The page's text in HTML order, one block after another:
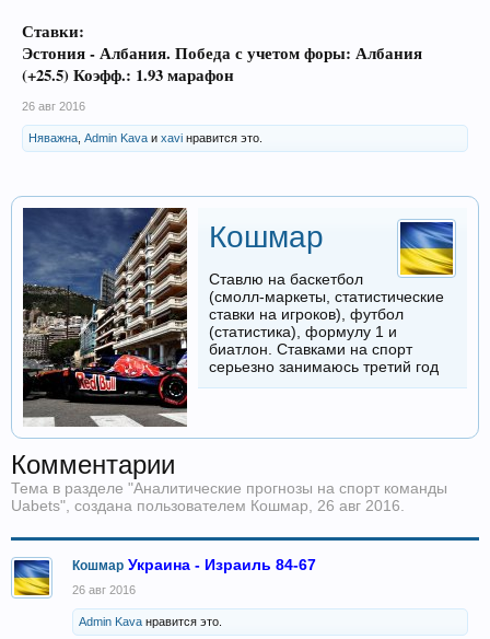
Ставки:
Эстония - Албания. Победа с учетом форы: Албания
(+25.5) Коэфф.: 1.93 марафон
26 авг 2016
Няважна Admin Kava и xavi нравится это.
Кошмар
Ставлю на баскетбол
(смолл-маркеты, статистические
ставки на игроков), футбол
(статистика), формулу 1 и
биатлон. Ставками на спорт
серьезно занимаюсь третий год
Комментарии
Тема в разделе "Аналитические прогнозы на спорт команды
Uabets", создана пользователем Кошмар, 26 авг 2016.
Кошмар Украина - Израиль 84-67
26 авг 2016
Admin Kava нравится это.